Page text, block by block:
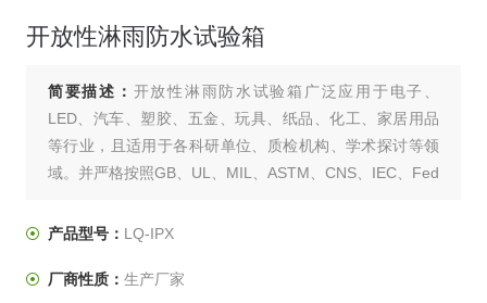
开放性淋雨防水试验箱
简要描述： 开放性淋雨防水试验箱广泛应用于电子、
LED、汽车、塑胶、五金、玩具、纸品、化工、家居用品
等行业，且适用于各科研单位、质检机构、学术探讨等领
域。并严格按照GB、UL、MIL、ASTM、CNS、IEC、Fed
量，本土化的价格。
产品型号： LQ-IPX
厂商性质： 生产厂家